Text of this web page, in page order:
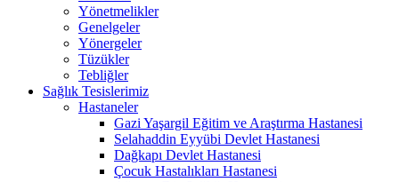
Yönetmelikler
Genelgeler
Yönergeler
Tüzükler
Tebliğler
Sağlık Tesislerimiz
Hastaneler
Gazi Yaşargil Eğitim ve Araştırma Hastanesi
Selahaddin Eyyübi Devlet Hastanesi
Dağkapı Devlet Hastanesi
Çocuk Hastalıkları Hastanesi